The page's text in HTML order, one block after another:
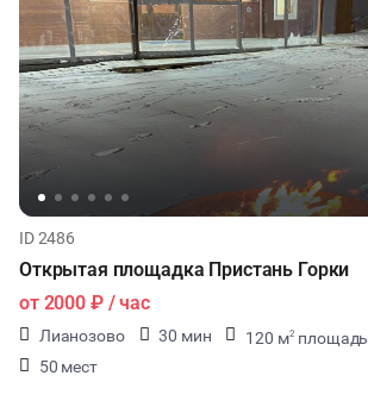
ID 2486
Открытая площадка Пристань Горки
от 2000 ₽/ час
Лианозово 30 мин 120 м2 площадь
50 мест